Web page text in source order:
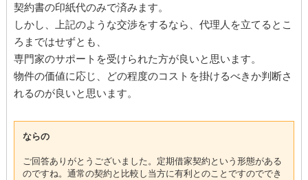
契約書の印紙代のみで済みます。
しかし、上記のような交渉をするなら、代理人を立てるとこ
ろまではせずとも、
専門家のサポートを受けられた方が良いと思います。
物件の価値に応じ、どの程度のコストを掛けるべきか判断さ
れるのが良いと思います。
ならの
ご回答ありがとうございました。定期借家契約という形態がある
のですね。通常の契約と比較し当方に有利とのことですのででき